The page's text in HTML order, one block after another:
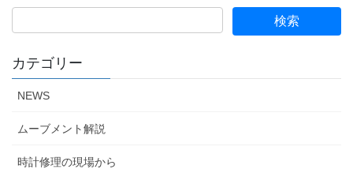
カテゴリー
NEWS
ムーブメント解説
時計修理の現場から